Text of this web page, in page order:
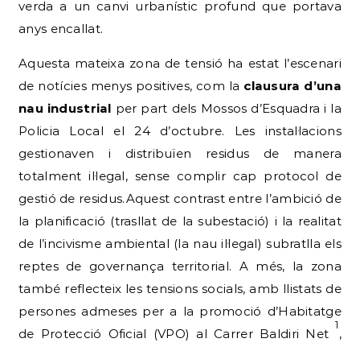
verda a un canvi urbanístic profund que portava
anys encallat.
Aquesta mateixa zona de tensió ha estat l’escenari
de notícies menys positives, com la clausura d’una
nau industrial per part dels Mossos d’Esquadra i la
Policia Local el 24 d’octubre. Les instal·lacions
gestionaven i distribuïen residus de manera
totalment il·legal, sense complir cap protocol de
gestió de residus.Aquest contrast entre l’ambició de
la planificació (trasllat de la subestació) i la realitat
de l’incivisme ambiental (la nau il·legal) subratlla els
reptes de governança territorial. A més, la zona
també reflecteix les tensions socials, amb llistats de
persones admeses per a la promoció d’Habitatge
de Protecció Oficial (VPO) al Carrer Baldiri Net
1
,